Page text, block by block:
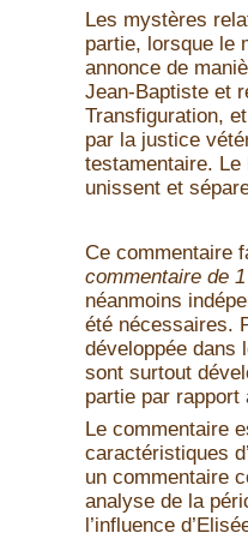
Les mystères
partie, lorsque le
annonce de
Jean-Baptiste et
Transfiguration, et
par la justice
testamentaire.
unissent et
Ce commentaire
commentaire de
néanmoins
été nécessaires.
développée dans
sont surtout
partie par rapport
Le commentaire
caractéristiques
un commentaire
analyse de la
l’influence